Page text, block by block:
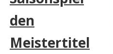
den
Meistertitel